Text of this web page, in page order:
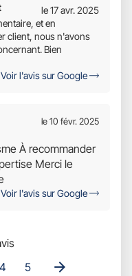
le 17 avr. 2025
et en
client, nous n'avons
Bien
Voir l'avis sur Google
le 10 févr. 2025
À recommander
Merci le
Voir l'avis sur Google
4 5